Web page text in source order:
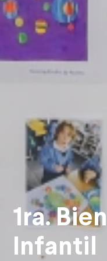
1ra.
Infantil